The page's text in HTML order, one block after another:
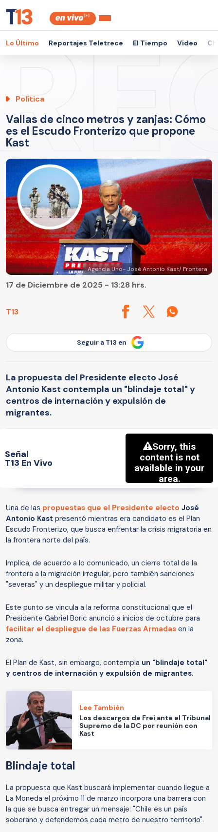
Lo Último Reportajes Teletrece El Tiempo Video
Política
Vallas de cinco metros y zanjas: Cómo
es el Escudo Fronterizo que propone
Kast
Agencia Uno- José Antonio Kast/ Frontera
T13
17 de Diciembre de 2025 - 13:28 hrs.
Seguir a T13 en
La propuesta del Presidente electo José
Antonio Kast contempla un "blindaje total" y
centros de internación y expulsión de
migrantes.
Señal
T13 En Vivo
Una de las propuestas que el Presidente electo José
Antonio Kast presentó mientras era candidato es el Plan
Escudo Fronterizo, que busca enfrentar la crisis migratoria en
la frontera norte del país.
Implica, de acuerdo a lo comunicado, un cierre total de la
frontera a la migración irregular, pero también sanciones
"severas" y un despliegue militar y policial.
Este punto se vincula a la reforma constitucional que el
Presidente Gabriel Boric anunció a inicios de octubre para
facilitar el despliegue de las Fuerzas Armadas en la
zona.
El Plan de Kast, sin embargo, contempla un "blindaje total"
y centros de internación y expulsión de migrantes.
Lee También
Los descargos de Frei ante el Tribunal
Supremo de la DC por reunión con
Kast
Blindaje total
La propuesta que Kast buscará implementar cuando llegue a
La Moneda el próximo 11 de marzo incorpora una barrera con
la que se busca entregar un mensaje: "Chile es un país
soberano y defendemos cada metro de nuestro territorio".